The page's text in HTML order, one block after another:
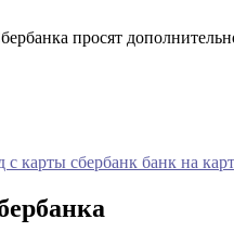
просят
с карты сбербанк банк на